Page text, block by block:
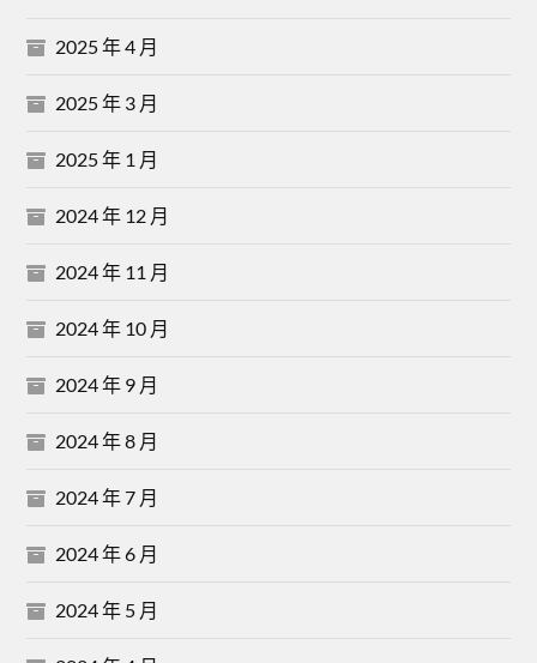
2025 年 4 月
2025 年 3 月
2025 年 1 月
2024 年 12 月
2024 年 11 月
2024 年 10 月
2024 年 9 月
2024 年 8 月
2024 年 7 月
2024 年 6 月
2024 年 5 月